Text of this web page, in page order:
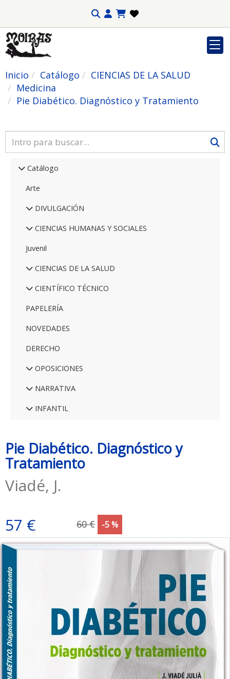
Inicio Catálogo
CIENCIAS DE LA SALUD
Medicina
Pie Diabético. Diagnóstico y Tratamiento
Catálogo
Arte
DIVULGACIÓN
CIENCIAS HUMANAS Y SOCIALES
Juvenil
CIENCIAS DE LA SALUD
CIENTÍFICO TÉCNICO
PAPELERÍA
NOVEDADES
DERECHO
OPOSICIONES
NARRATIVA
INFANTIL
Pie Diabético. Diagnóstico y
Tratamiento
Viadé, J.
57 €
60 € -5 %